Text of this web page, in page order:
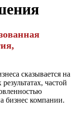
сказывается на
частой
бизнес компании.